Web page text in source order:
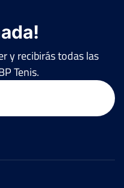
y recibirás todas las
Tenis.